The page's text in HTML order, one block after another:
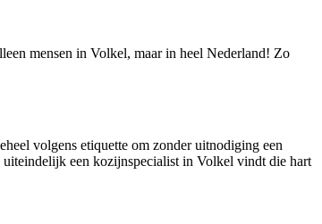
mensen in Volkel, maar in heel Nederland! Zo
volgens etiquette om zonder uitnodiging een
uiteindelijk een kozijnspecialist in Volkel vindt die hart